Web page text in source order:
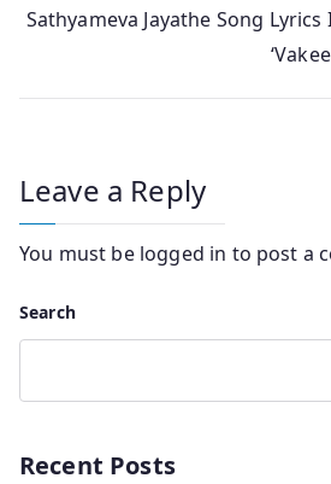
Sathyameva Jayathe Song
Leave a Reply
You must be logged in to post a
Search
Recent Posts